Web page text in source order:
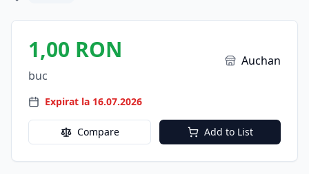
1,00 RON
buc
Auchan
Expirat la 16.07.2026
Compare Add to List